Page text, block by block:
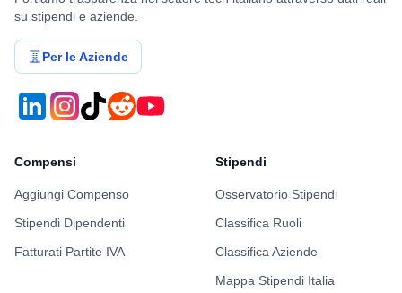
su stipendi e aziende.
Per le Aziende
Compensi
Aggiungi Compenso
Stipendi Dipendenti
Fatturati Partite IVA
Stipendi
Osservatorio Stipendi
Classifica Ruoli
Classifica Aziende
Mappa Stipendi Italia